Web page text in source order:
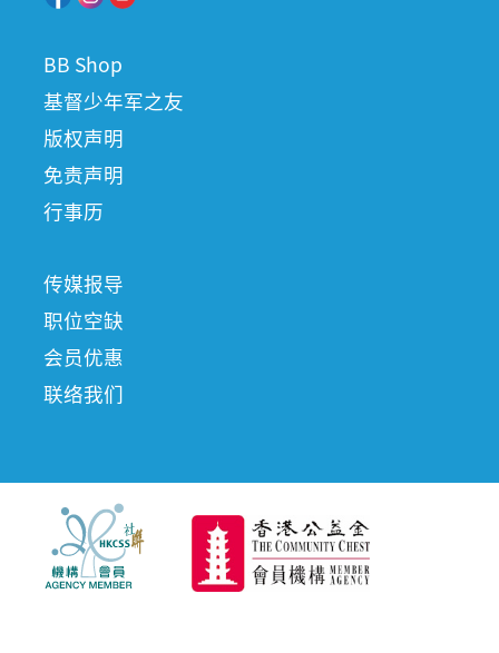
BB Shop
基督少年军之友
版权声明
免责声明
行事历
传媒报导
职位空缺
会员优惠
联络我们